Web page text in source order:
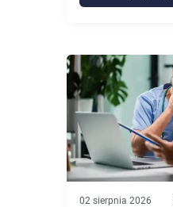
02 sierpnia 2026